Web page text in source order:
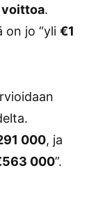
.
on jo “yli €1
000, ja
000”.